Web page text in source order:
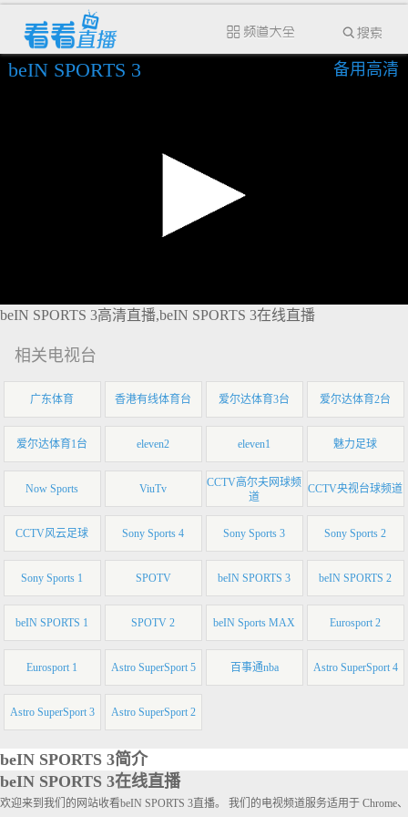
beIN SPORTS 3 备用高清
beIN SPORTS 3高清直播,beIN SPORTS 3在线直播
相关电视台
广东体育 香港有线体育台 爱尔达体育3台 爱尔达体育2台
爱尔达体育1台 eleven2 eleven1 魅力足球
Now Sports ViuTv
CCTV高尔夫网球频
道
CCTV央视台球频道
CCTV风云足球 Sony Sports 4 Sony Sports 3 Sony Sports 2
Sony Sports 1 SPOTV beIN SPORTS 3 beIN SPORTS 2
beIN SPORTS 1 SPOTV 2 beIN Sports MAX Eurosport 2
Eurosport 1 Astro SuperSport 5 百事通nba Astro SuperSport 4
Astro SuperSport 3 Astro SuperSport 2
beIN SPORTS 3简介
beIN SPORTS 3在线直播
欢迎来到我们的网站收看beIN SPORTS 3直播。 我们的电视频道服务适用于 Chrome、